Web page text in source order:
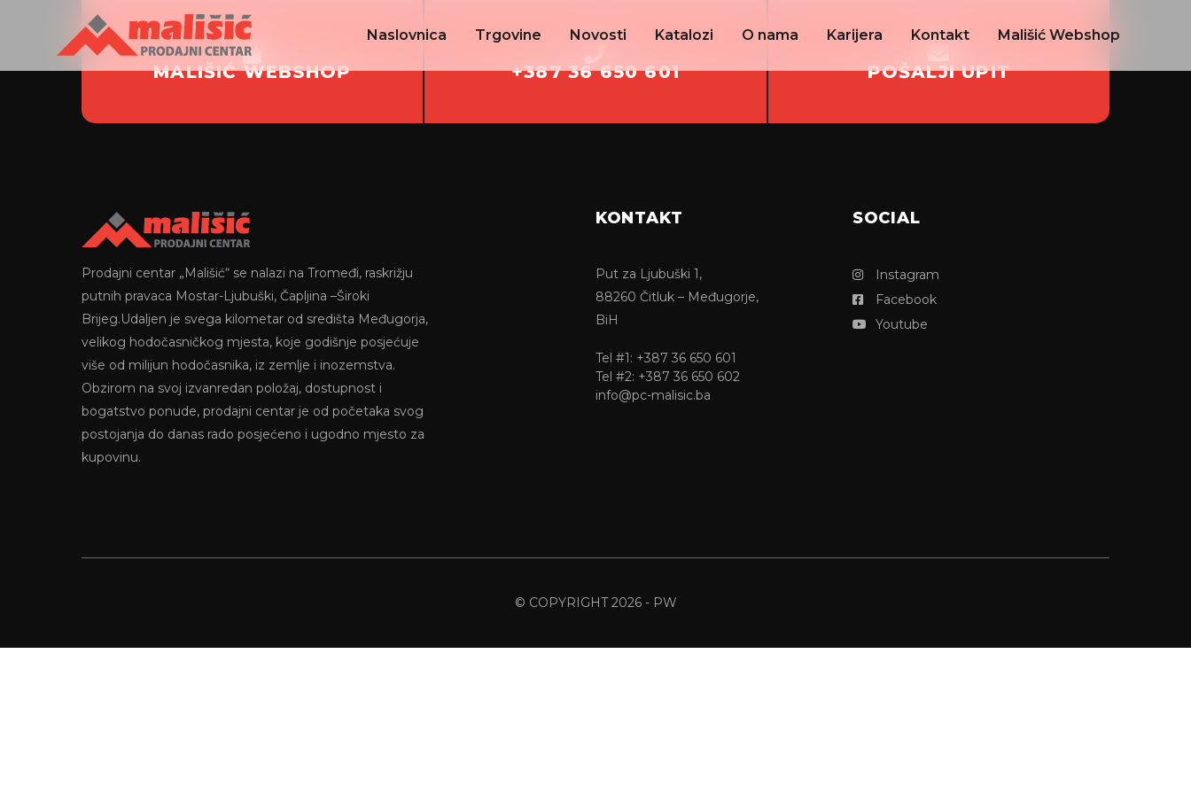
Naslovnica Trgovine Novosti Katalozi O nama Karijera Kontakt Mališić Webshop
MALIŠIĆ WEBSHOP +387 36 650 601 POŠALJI UPIT
Prodajni centar „Mališić“ se nalazi na Tromeđi, raskrižju
putnih pravaca Mostar-Ljubuški, Čapljina –Široki
Brijeg.Udaljen je svega kilometar od središta Međugorja,
velikog hodočasničkog mjesta, koje godišnje posjećuje
više od milijun hodočasnika, iz zemlje i inozemstva.
Obzirom na svoj izvanredan položaj, dostupnost i
bogatstvo ponude, prodajni centar je od početaka svog
postojanja do danas rado posjećeno i ugodno mjesto za
kupovinu.
KONTAKT
Put za Ljubuški 1,
88260 Čitluk – Međugorje,
BiH
Tel #1: +387 36 650 601
Tel #2: +387 36 650 602
info@pc-malisic.ba
SOCIAL
Instagram
Facebook
Youtube
© COPYRIGHT 2026 - PW